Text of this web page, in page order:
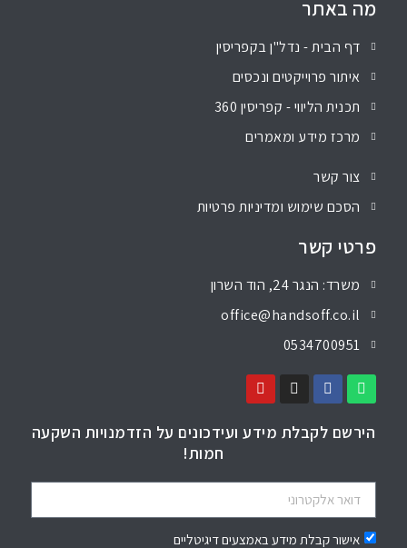
מה באתר
דף הבית - נדל"ן בקפריסין
איתור פרוייקטים ונכסים
תכנית הליווי - קפריסין 360
מרכז מידע ומאמרים
צור קשר
הסכם שימוש ומדיניות פרטיות
פרטי קשר
משרד: הנגר 24, הוד השרון
office@handsoff.co.il
0534700951
הירשם לקבלת מידע ועידכונים על הזדמנויות השקעה
חמות!
אישור קבלת מידע באמצעים דיגיטליים